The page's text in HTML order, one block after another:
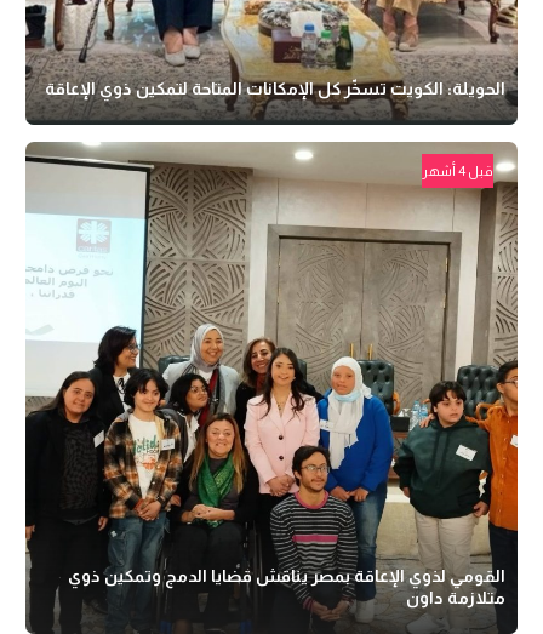
الحويلة: الكويت تسخّر كل الإمكانات المتاحة لتمكين ذوي الإعاقة
قبل 4 أشهر
القومي لذوي الإعاقة بمصر يناقش قضايا الدمج وتمكين ذوي
متلازمة داون